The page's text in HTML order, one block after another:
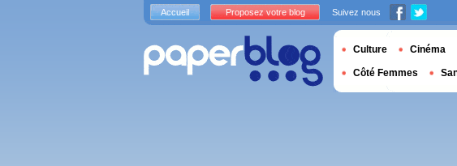
Accueil Proposez votre blog Suivez nous
Culture Cinéma
Côté Femmes